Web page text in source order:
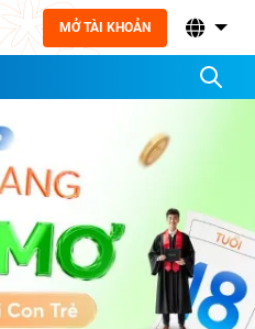
MỞ TÀI KHOẢN